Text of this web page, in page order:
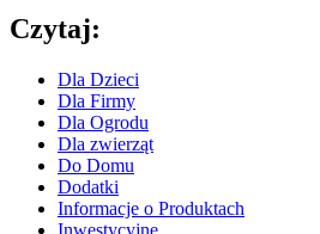
Czytaj:
Dla Dzieci
Dla Firmy
Dla Ogrodu
Dla zwierząt
Do Domu
Dodatki
Informacje o Produktach
Inwestycyjne